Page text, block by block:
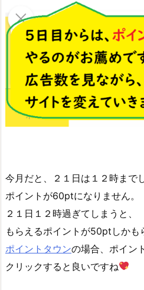
今月だと、２１日は１２時まで
ポイントが60ptになりません。
２１日１２時過ぎてしまうと、
もらえるポイントが50ptしかも
ポイントタウンの場合、ポイン
クリックすると良いですね